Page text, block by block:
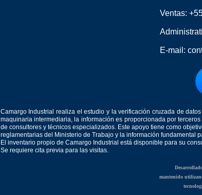
Ventas:
E-mail:
Camargo Industrial realiza el estudio y la verificación cruzada de
maquinaria intermediaria, la información es proporcionada por
de consultores y técnicos especializados. Este apoyo tiene como
reglamentarias del Ministerio de Trabajo y la información fundamental
El inventario propio de Camargo Industrial está disponible para su
Se requiere cita previa para las visitas.
mantenido